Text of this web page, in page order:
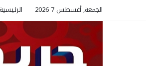
الجمعة, أغسطس 7 2026 الرئيسية